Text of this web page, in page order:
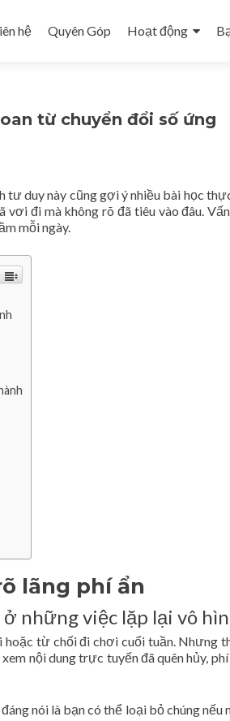
hệ Quyên Góp Hoạt động
từ chuyển đổi số ứng
tư duy này cũng gợi ý nhiều bài học
vơi đi mà không rõ đã tiêu vào đâu.
mỗi ngày.
lãng phí ẩn
những việc lặp lại vô
hoặc từ chối đi chơi cuối tuần. Nhưng
nội dung trực tuyến đã quên hủy,
nói là bạn có thể loại bỏ chúng nếu